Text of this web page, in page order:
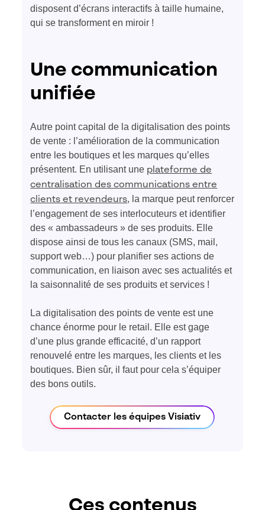
disposent d’écrans interactifs à taille humaine,
qui se transforment en miroir !
Une communication
unifiée
Autre point capital de la digitalisation des points
de vente : l’amélioration de la communication
entre les boutiques et les marques qu’elles
présentent. En utilisant une plateforme de
centralisation des communications entre
clients et revendeurs, la marque peut renforcer
l’engagement de ses interlocuteurs et identifier
des « ambassadeurs » de ses produits. Elle
dispose ainsi de tous les canaux (SMS, mail,
support web…) pour planifier ses actions de
communication, en liaison avec ses actualités et
la saisonnalité de ses produits et services !
La digitalisation des points de vente est une
chance énorme pour le retail. Elle est gage
d’une plus grande efficacité, d’un rapport
renouvelé entre les marques, les clients et les
boutiques. Bien sûr, il faut pour cela s’équiper
des bons outils.
Contacter les équipes Visiativ
Ces contenus